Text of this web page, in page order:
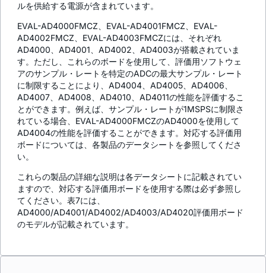
ルを供給する電源が含まれています。
EVAL-AD4000FMCZ、EVAL-AD4001FMCZ、EVAL-
AD4002FMCZ、EVAL-AD4003FMCZには、それぞれ
AD4000、AD4001、AD4002、AD4003が搭載されていま
す。ただし、これらのボードを使用して、評価用ソフトウェ
アのサンプル・レートを特定のADCの最大サンプル・レート
に制限することにより、AD4004、AD4005、AD4006、
AD4007、AD4008、AD4010、AD4011の性能を評価するこ
とができます。例えば、サンプル・レートが1MSPSに制限さ
れている場合、EVAL-AD4000FMCZのAD4000を使用して
AD4004の性能を評価することができます。対応する評価用
ボードについては、各製品のデータシートを参照してくださ
い。
これらの製品の詳細な説明は各データシートに記載されてい
ますので、対応する評価用ボードを使用する際は必ず参照し
てください。表7には、
AD4000/AD4001/AD4002/AD4003/AD4020評価用ボード
のモデルが記載されています。